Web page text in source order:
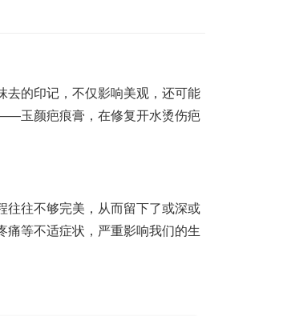
去的印记，不仅影响美观，还可能
玉颜疤痕膏，在修复开水烫伤疤
往往不够完美，从而留下了或深或
等不适症状，严重影响我们的生